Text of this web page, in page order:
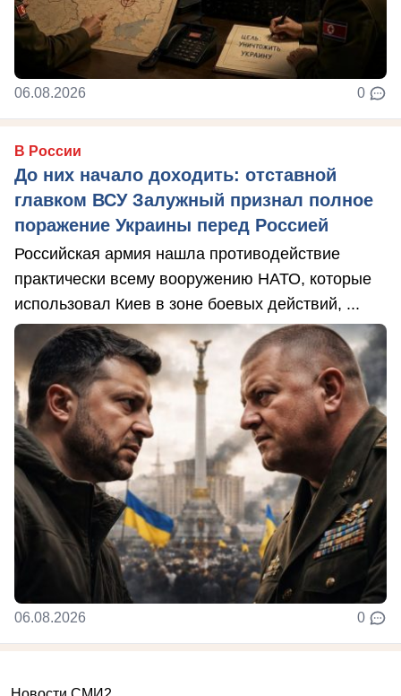
06.08.2026 0
В России
До них начало доходить: отставной
главком ВСУ Залужный признал полное
поражение Украины перед Россией
Российская армия нашла противодействие
практически всему вооружению НАТО, которые
использовал Киев в зоне боевых действий, ...
06.08.2026 0